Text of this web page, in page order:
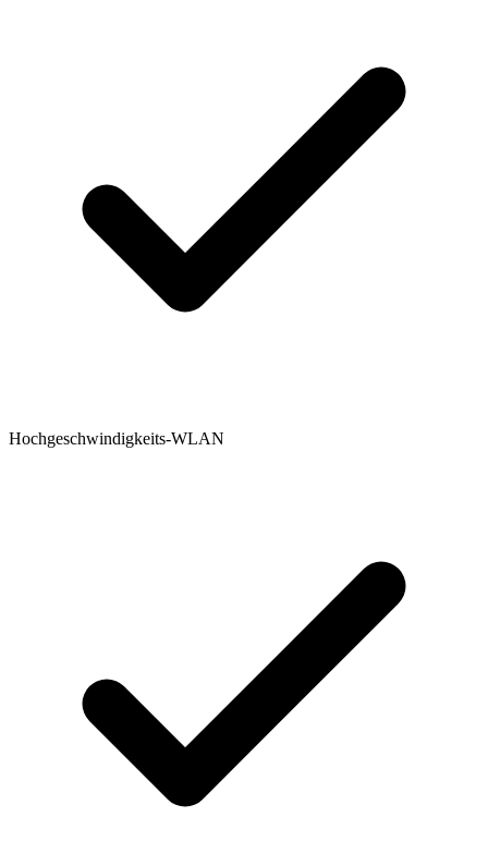
Hochgeschwindigkeits-WLAN